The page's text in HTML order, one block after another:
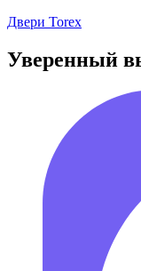
Перейти
содержимому
Двери Torex
Уверенный